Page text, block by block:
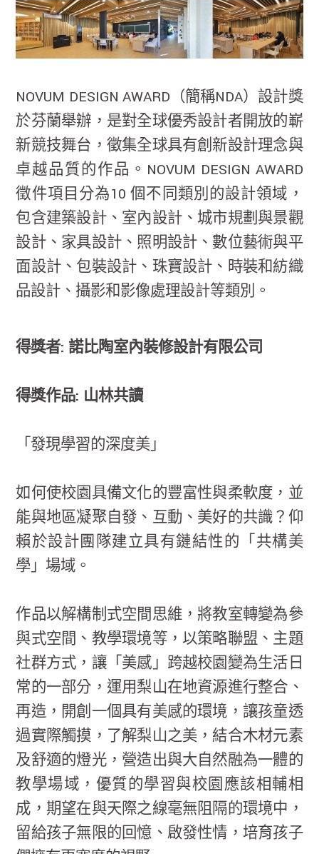
NOVUM DESIGN AWARD（簡稱NDA）設計獎
於芬蘭舉辦，是對全球優秀設計者開放的嶄
新競技舞台，徵集全球具有創新設計理念與
卓越品質的作品。NOVUM DESIGN AWARD
徵件項目分為10 個不同類別的設計領域，
包含建築設計、室內設計、城市規劃與景觀
設計、家具設計、照明設計、數位藝術與平
面設計、包裝設計、珠寶設計、時裝和紡織
品設計、攝影和影像處理設計等類別。
得獎者: 諾比陶室內裝修設計有限公司
得獎作品: 山林共讀
「發現學習的深度美」
如何使校園具備文化的豐富性與柔軟度，並
能與地區凝聚自發、互動、美好的共識？仰
賴於設計團隊建立具有鏈結性的「共構美
學」場域。
作品以解構制式空間思維，將教室轉變為參
與式空間、教學環境等，以策略聯盟、主題
社群方式，讓「美感」跨越校園變為生活日
常的一部分，運用梨山在地資源進行整合、
再造，開創一個具有美感的環境，讓孩童透
過實際觸摸，了解梨山之美，結合木材元素
及舒適的燈光，營造出與大自然融為一體的
教學場域，優質的學習與校園應該相輔相
成，期望在與天際之線毫無阻隔的環境中，
留給孩子無限的回憶、啟發性情，培育孩子